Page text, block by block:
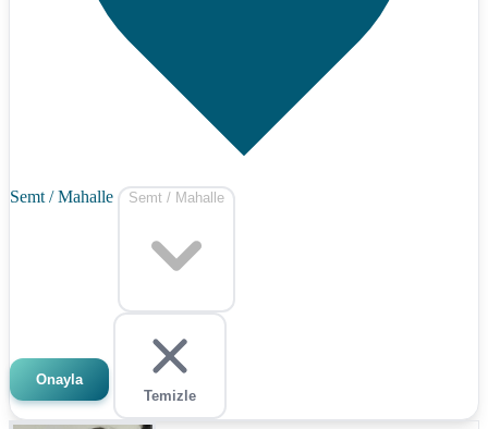
Semt / Mahalle Semt / Mahalle
Onayla
Temizle